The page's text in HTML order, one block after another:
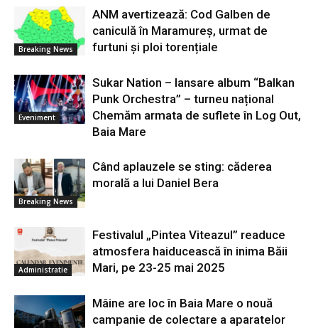
Breaking News
ANM avertizează: Cod Galben de
caniculă în Maramureș, urmat de
furtuni și ploi torențiale
Eveniment
Sukar Nation – lansare album “Balkan
Punk Orchestra” – turneu național
Chemăm armata de suflete în Log Out,
Baia Mare
Breaking News
Când aplauzele se sting: căderea
morală a lui Daniel Bera
Administratie
Festivalul „Pintea Viteazul” readuce
atmosfera haiducească în inima Băii
Mari, pe 23-25 mai 2025
Mâine are loc în Baia Mare o nouă
campanie de colectare a aparatelor